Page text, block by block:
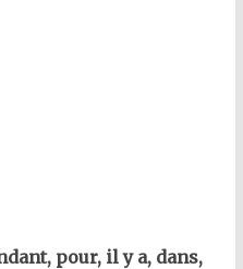
pour, il y a, dans,